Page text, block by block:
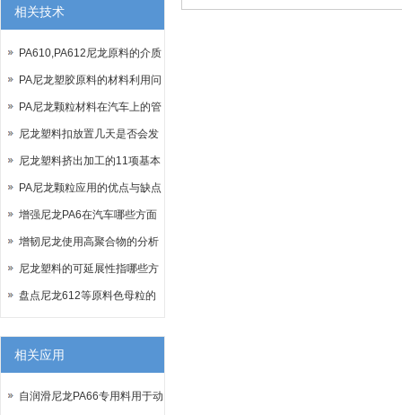
相关技术
PA610,PA612尼龙原料的介质
PA尼龙塑胶原料的材料利用问
题
PA尼龙颗粒材料在汽车上的管
路系统
尼龙塑料扣放置几天是否会发
生改变？
尼龙塑料挤出加工的11项基本
原则
PA尼龙颗粒应用的优点与缺点
说明
增强尼龙PA6在汽车哪些方面
应用
增韧尼龙使用高聚合物的分析
尼龙塑料的可延展性指哪些方
面？
盘点尼龙612等原料色母粒的
相关应用
自润滑尼龙PA66专用料用于动